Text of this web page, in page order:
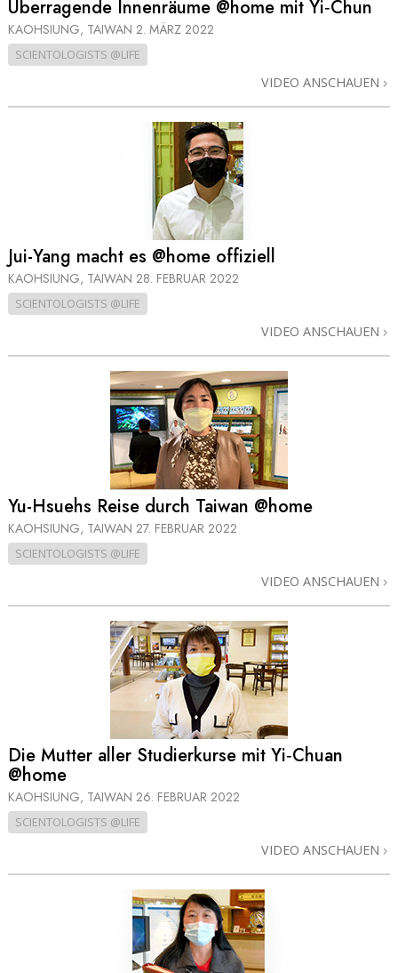
Überragende Innenräume @home mit Yi‑Chun
KAOHSIUNG, TAIWAN 2. MÄRZ 2022
SCIENTOLOGISTS @LIFE
VIDEO ANSCHAUEN
Jui-Yang macht es @home offiziell
KAOHSIUNG, TAIWAN 28. FEBRUAR 2022
SCIENTOLOGISTS @LIFE
VIDEO ANSCHAUEN
Yu-Hsuehs Reise durch Taiwan @home
KAOHSIUNG, TAIWAN 27. FEBRUAR 2022
SCIENTOLOGISTS @LIFE
VIDEO ANSCHAUEN
Die Mutter aller Studierkurse mit Yi‑Chuan
@home
KAOHSIUNG, TAIWAN 26. FEBRUAR 2022
SCIENTOLOGISTS @LIFE
VIDEO ANSCHAUEN